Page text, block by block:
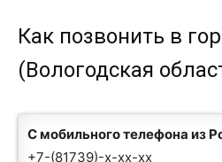
Как позвонить в
(Вологодская
С мобильного телефона из
+7-(81739)-x-xx-xx